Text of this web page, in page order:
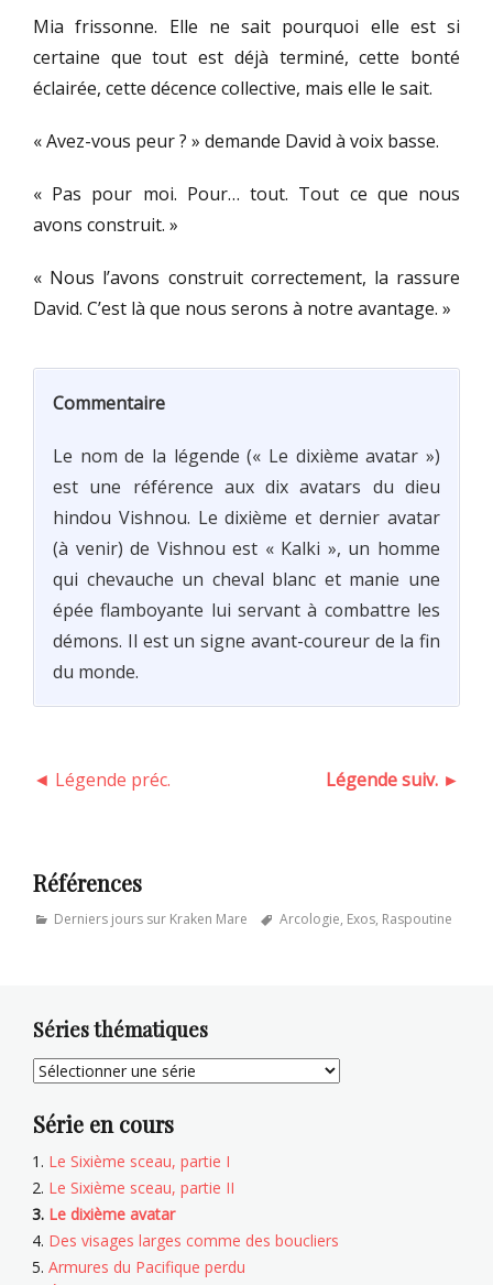
Mia frissonne. Elle ne sait pourquoi elle est si
certaine que tout est déjà terminé, cette bonté
éclairée, cette décence collective, mais elle le sait.
« Avez-vous peur ? » demande David à voix basse.
« Pas pour moi. Pour… tout. Tout ce que nous
avons construit. »
« Nous l’avons construit correctement, la rassure
David. C’est là que nous serons à notre avantage. »
Commentaire
Le nom de la légende (« Le dixième avatar »)
est une référence aux dix avatars du dieu
hindou Vishnou. Le dixième et dernier avatar
(à venir) de Vishnou est « Kalki », un homme
qui chevauche un cheval blanc et manie une
épée flamboyante lui servant à combattre les
démons. Il est un signe avant-coureur de la fin
du monde.
◄ Légende préc. Légende suiv. ►
Références
Categories
Derniers jours sur Kraken Mare TagsArcologie, Exos, Raspoutine
Séries thématiques
Série en cours
Le Sixième sceau, partie I
Le Sixième sceau, partie II
Le dixième avatar
Des visages larges comme des boucliers
Armures du Pacifique perdu